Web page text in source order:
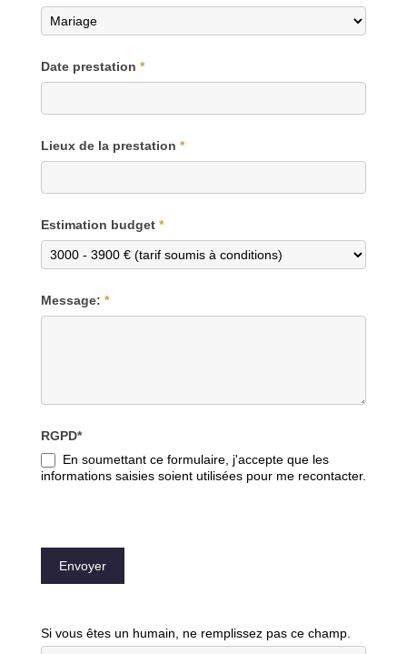
Date prestation *
Lieux de la prestation *
Estimation budget *
Message: *
RGPD*
En soumettant ce formulaire, j'accepte que les
informations saisies soient utilisées pour me recontacter.
Envoyer
Si vous êtes un humain, ne remplissez pas ce champ.